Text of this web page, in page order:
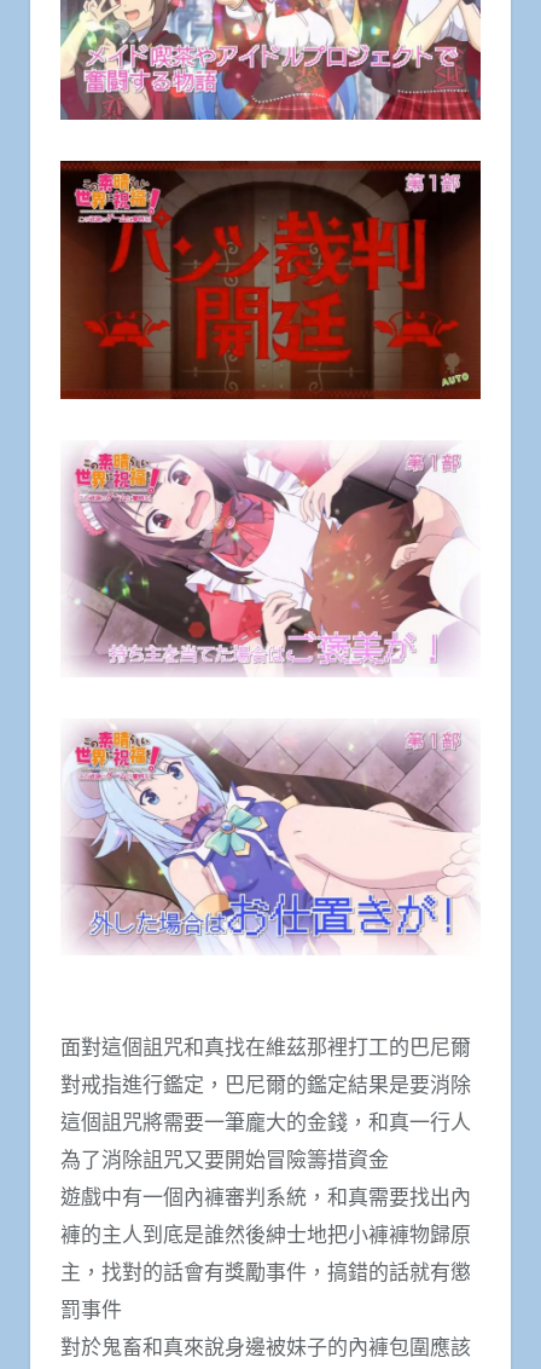
面對這個詛咒和真找在維茲那裡打工的巴尼爾
對戒指進行鑑定，巴尼爾的鑑定結果是要消除
這個詛咒將需要一筆龐大的金錢，和真一行人
為了消除詛咒又要開始冒險籌措資金
遊戲中有一個內褲審判系統，和真需要找出內
褲的主人到底是誰然後紳士地把小褲褲物歸原
主，找對的話會有獎勵事件，搞錯的話就有懲
罰事件
對於鬼畜和真來說身邊被妹子的內褲包圍應該